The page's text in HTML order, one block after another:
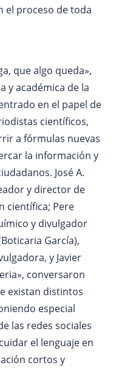
el proceso de toda
que algo queda»,
y académica de la
en el papel de
científicos,
a fórmulas nuevas
la información y
José A.
y director de
científica; Pere
y divulgador
García),
y Javier
conversaron
existan distintos
especial
las redes sociales
el lenguaje en
cortos y